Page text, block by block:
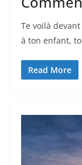
Te voilà
à ton enfant,
Read More